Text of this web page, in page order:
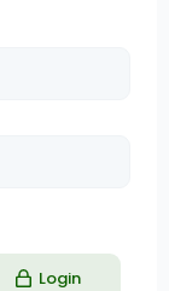
Login